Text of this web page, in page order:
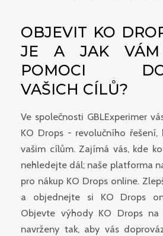
OBJEVIT KO
JE A JAK VÁM
POMOCI
VAŠICH CÍLŮ?
Ve společnosti GBLExperimer
KO Drops - revolučního řešení,
vašim cílům. Zajímá vás, kde
nehledejte dál; naše platforma
pro nákup KO Drops online.
a objednejte si KO Drops
Objevte výhody KO Drops
navrženy tak, aby vás